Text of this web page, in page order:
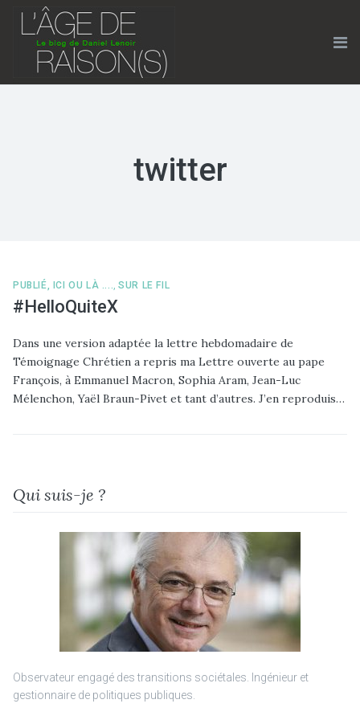
Skip
content
twitter
PUBLIÉ, ICI OU LÀ .... ,SUR LE FIL
#HelloQuiteX
Dans une version adaptée la lettre hebdomadaire de
Témoignage Chrétien a repris ma Lettre ouverte au pape
François, à Emmanuel Macron, Sophia Aram, Jean-Luc
Mélenchon, Yaël Braun-Pivet et tant d’autres. J’en reproduis…
Qui suis-je ?
Observateur engagé des transitions sociétales. Ingénieur et
gestionnaire de politiques publiques.